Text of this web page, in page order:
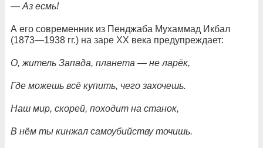
— Аз есмь!
А его современник из Пенджаба Мухаммад Икбал
(1873—1938 гг.) на заре ХХ века предупреждает:
О, житель Запада, планета — не ларёк,
Где можешь всё купить, чего захочешь.
Наш мир, скорей, походит на станок,
В нём ты кинжал самоубийству точишь.